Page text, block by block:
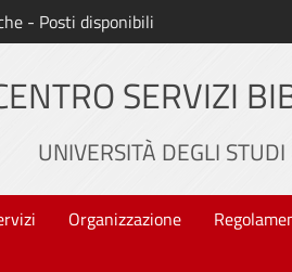
- Posti disponibili
SERVIZI
UNIVERSITÀ DEGLI
Organizzazione